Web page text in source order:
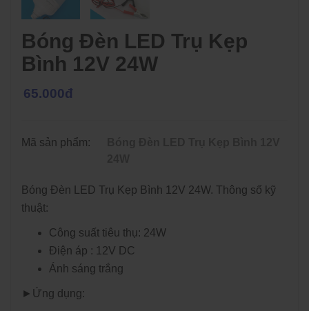
Bóng Đèn LED Trụ Kẹp
Bình 12V 24W
65.000đ
Mã sản phẩm:
Bóng Đèn LED Trụ Kẹp Bình 12V 24W. Thông số kỹ
thuật:
Công suất tiêu thụ: 24W
Điện áp : 12V DC
Ánh sáng trắng
►Ứng dụng: